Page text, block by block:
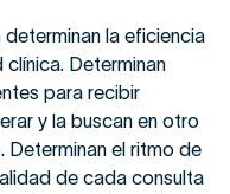
la eficiencia
Determinan
para recibir
y la buscan en otro
Determinan el ritmo de
de cada consulta